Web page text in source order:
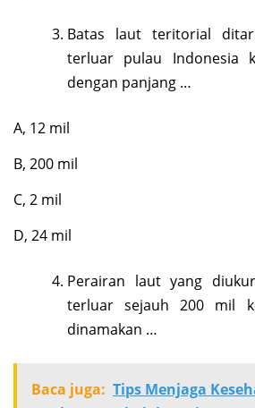
Batas laut teritorial
terluar pulau Indonesia
dengan panjang …
A, 12 mil
B, 200 mil
C, 2 mil
D, 24 mil
Perairan laut yang
terluar sejauh 200 mil
dinamakan …
Baca juga: Tips Menjaga